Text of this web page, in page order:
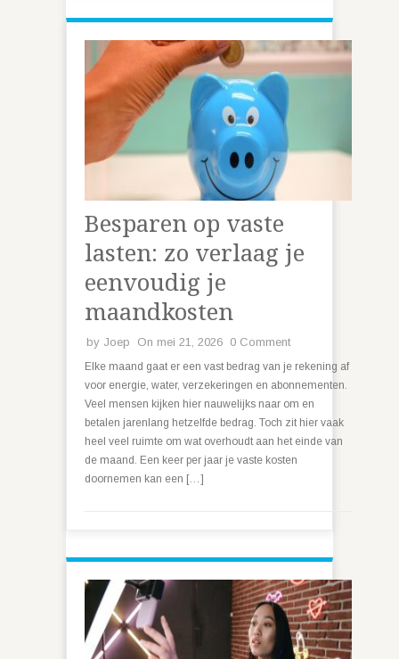
Besparen op vaste
lasten: zo verlaag je
eenvoudig je
maandkosten
by Joep On mei 21, 2026 0 Comment
Elke maand gaat er een vast bedrag van je rekening af
voor energie, water, verzekeringen en abonnementen.
Veel mensen kijken hier nauwelijks naar om en
betalen jarenlang hetzelfde bedrag. Toch zit hier vaak
heel veel ruimte om wat overhoudt aan het einde van
de maand. Een keer per jaar je vaste kosten
doornemen kan een […]